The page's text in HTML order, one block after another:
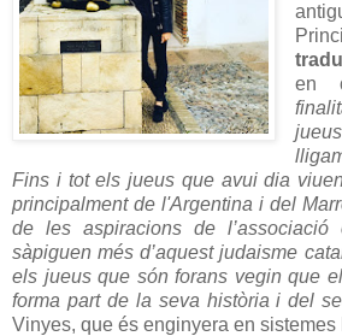
en
Fins i tot els jueus que avui dia
principalment de l'Argentina i del
de les aspiracions de
sàpiguen més d’aquest judaisme
els jueus que són forans vegin que
forma part de la seva història i del
Vinyes, que és enginyera en sistemes